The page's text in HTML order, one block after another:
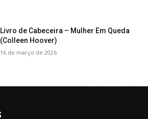
Livro de Cabeceira – Mulher Em Queda
(Colleen Hoover)
16 de março de 2026